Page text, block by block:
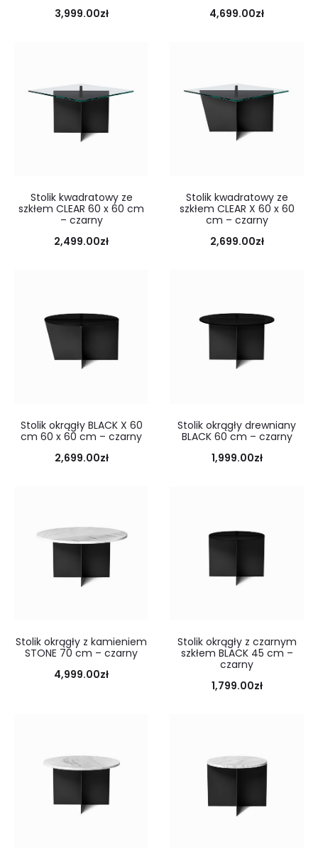
3,999.00zł
4,699.00zł
Stolik kwadratowy ze
szkłem CLEAR 60 x 60 cm
– czarny
2,499.00zł
Stolik kwadratowy ze
szkłem CLEAR X 60 x 60
cm – czarny
2,699.00zł
Stolik okrągły BLACK X 60
cm 60 x 60 cm – czarny
2,699.00zł
Stolik okrągły drewniany
BLACK 60 cm – czarny
1,999.00zł
Stolik okrągły z kamieniem
STONE 70 cm – czarny
4,999.00zł
Stolik okrągły z czarnym
szkłem BLACK 45 cm –
czarny
1,799.00zł